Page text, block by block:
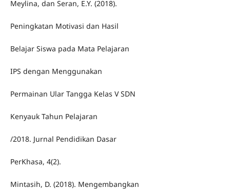
Meylina, dan Seran, E.Y. (2018).
Peningkatan Motivasi dan Hasil
Belajar Siswa pada Mata Pelajaran
IPS dengan Menggunakan
Permainan Ular Tangga Kelas V SDN
Kenyauk Tahun Pelajaran
/2018. Jurnal Pendidikan Dasar
PerKhasa, 4(2).
Mintasih, D. (2018). Mengembangkan